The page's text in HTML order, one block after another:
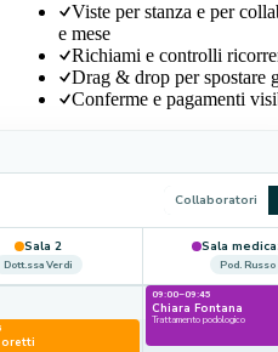
Viste per stanza e per
e mese
Richiami e controlli
Drag & drop per spostare
Conferme e pagamenti
Collaboratori
Sala 2
Dott.ssa Verdi Pod. Russo
09:00–09:45
Chiara Fontana
Trattamento podologico